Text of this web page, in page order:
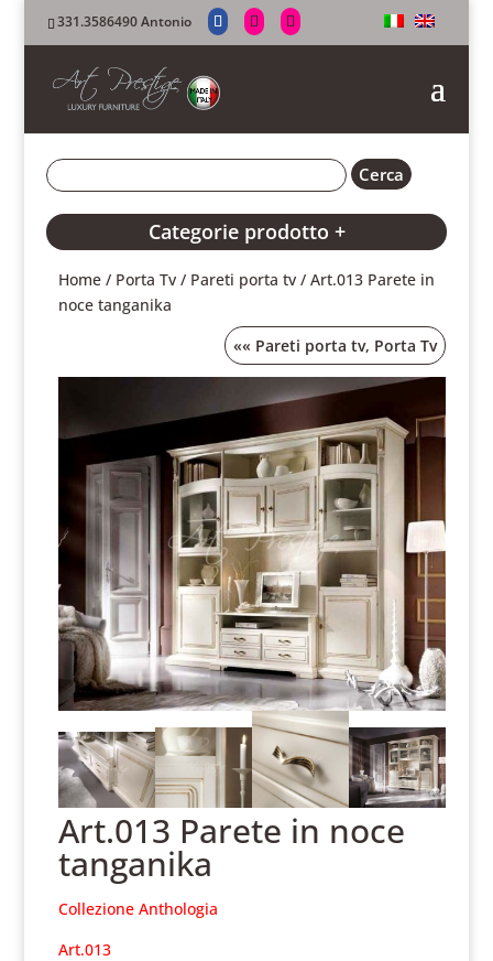
331.3586490 Antonio
Categorie prodotto +
Home / Porta Tv / Pareti porta tv / Art.013 Parete in
noce tanganika
«« Pareti porta tv, Porta Tv
Art.013 Parete in noce
tanganika
Collezione Anthologia
Art.013